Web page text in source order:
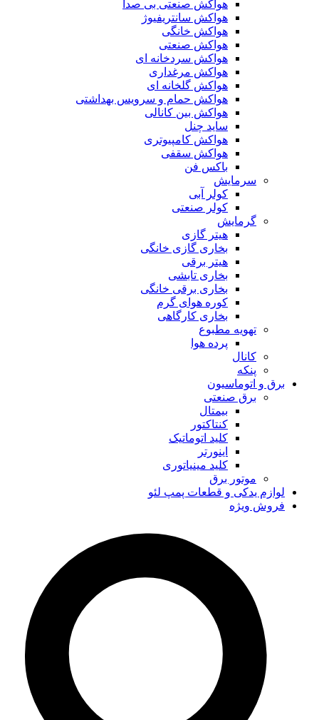
هواکش صنعتی بی صدا
هواکش سانتریفیوژ
هواکش خانگی
هواکش صنعتی
هواکش سردخانه ای
هواکش مرغداری
هواکش گلخانه ای
هواکش حمام و سرویس بهداشتی
هواکش بین کانالی
ساید چنل
هواکش کامپیوتری
هواکش سقفی
باکس فن
سرمایش
کولر آبی
کولر صنعتی
گرمایش
هیتر گازی
بخاری گازی خانگی
هیتر برقی
بخاری تابشی
بخاری برقی خانگی
کوره هوای گرم
بخاری کارگاهی
تهویه مطبوع
پرده هوا
کانال
پنکه
برق و اتوماسیون
برق صنعتی
بیمتال
کنتاکتور
کلید اتوماتیک
اینورتر
کلید مینیاتوری
موتور برق
لوازم یدکی و قطعات پمپ لئو
فروش ویژه